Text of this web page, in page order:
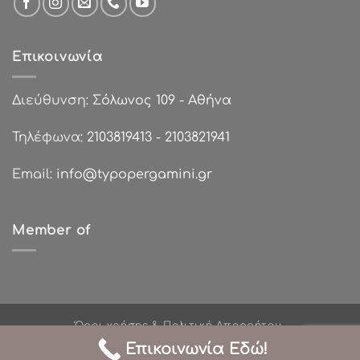
Επικοινωνία
Διεύθυνση: Σόλωνος 109 - Αθήνα
Τηλέφωνα: 2103819413 - 2103821941
Email: info@typopergamini.gr
Member of
Όροι χρήσης & Πολιτική Απορρήτου
Πολιτικές Επιστροφών
Σχετικά με εμάς
Χονδρική Πώληση Επικοινωνία
Επικοινωνία Εδώ!